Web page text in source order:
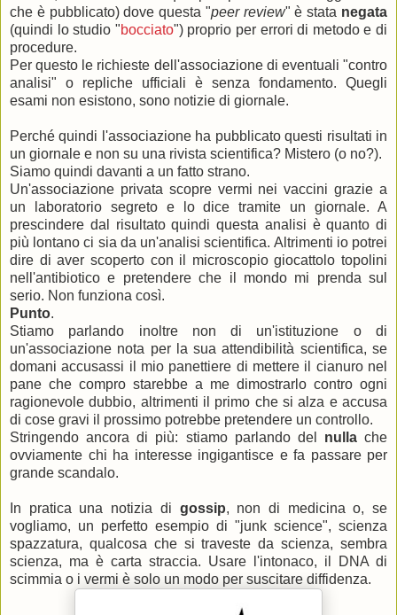
che è pubblicato) dove questa "peer review" è stata negata
(quindi lo studio "bocciato") proprio per errori di metodo e di
procedure.
Per questo le richieste dell'associazione di eventuali "contro
analisi" o repliche ufficiali è senza fondamento. Quegli
esami non esistono, sono notizie di giornale.
Perché quindi l'associazione ha pubblicato questi risultati in
un giornale e non su una rivista scientifica? Mistero (o no?).
Siamo quindi davanti a un fatto strano.
Un'associazione privata scopre vermi nei vaccini grazie a
un laboratorio segreto e lo dice tramite un giornale. A
prescindere dal risultato quindi questa analisi è quanto di
più lontano ci sia da un'analisi scientifica. Altrimenti io potrei
dire di aver scoperto con il microscopio giocattolo topolini
nell'antibiotico e pretendere che il mondo mi prenda sul
serio. Non funziona così.
Punto.
Stiamo parlando inoltre non di un'istituzione o di
un'associazione nota per la sua attendibilità scientifica, se
domani accusassi il mio panettiere di mettere il cianuro nel
pane che compro starebbe a me dimostrarlo contro ogni
ragionevole dubbio, altrimenti il primo che si alza e accusa
di cose gravi il prossimo potrebbe pretendere un controllo.
Stringendo ancora di più: stiamo parlando del nulla che
ovviamente chi ha interesse ingigantisce e fa passare per
grande scandalo.
In pratica una notizia di gossip, non di medicina o, se
vogliamo, un perfetto esempio di "junk science", scienza
spazzatura, qualcosa che si traveste da scienza, sembra
scienza, ma è carta straccia. Usare l'intonaco, il DNA di
scimmia o i vermi è solo un modo per suscitare diffidenza.